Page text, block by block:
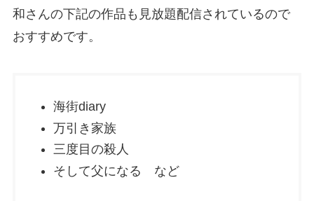
和さんの下記の作品も見放題配信されているので
おすすめです。
海街diary
万引き家族
三度目の殺人
そして父になる など